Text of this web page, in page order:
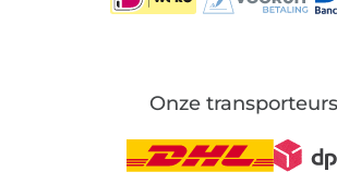
Onze transporteurs